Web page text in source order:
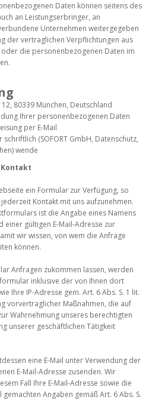
Daten können seitens des
an Leistungserbringer, an
Unternehmen weitergegeben
der vertraglichen Verpflichtungen aus
die personenbezogenen Daten im
80339 München, Deutschland
Ihrer personenbezogenen Daten
per E-Mail
(SOFORT GmbH, Datenschutz,
wende
ein Formular zur Verfügung, so
Kontakt mit uns aufzunehmen.
ist die Angabe eines Namens
gültigen E-Mail-Adresse zur
wir wissen, von wem die Anfrage
können.
Anfragen zukommen lassen, werden
inklusive der von Ihnen dort
Ihre IP-Adresse gem. Art. 6 Abs. S. 1 lit.
vorvertraglicher Maßnahmen, die auf
Wahrnehmung unseres berechtigten
unserer geschäftlichen Tätigkeit
eine E-Mail unter Verwendung der
E-Mail-Adresse zusenden. Wir
Fall Ihre E-Mail-Adresse sowie die
Angaben gemäß Art. 6 Abs. S.